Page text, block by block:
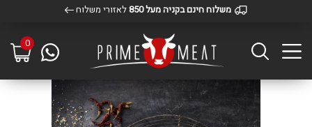
משלוח חינם בקניה מעל 850 לאזורי משלוח
0